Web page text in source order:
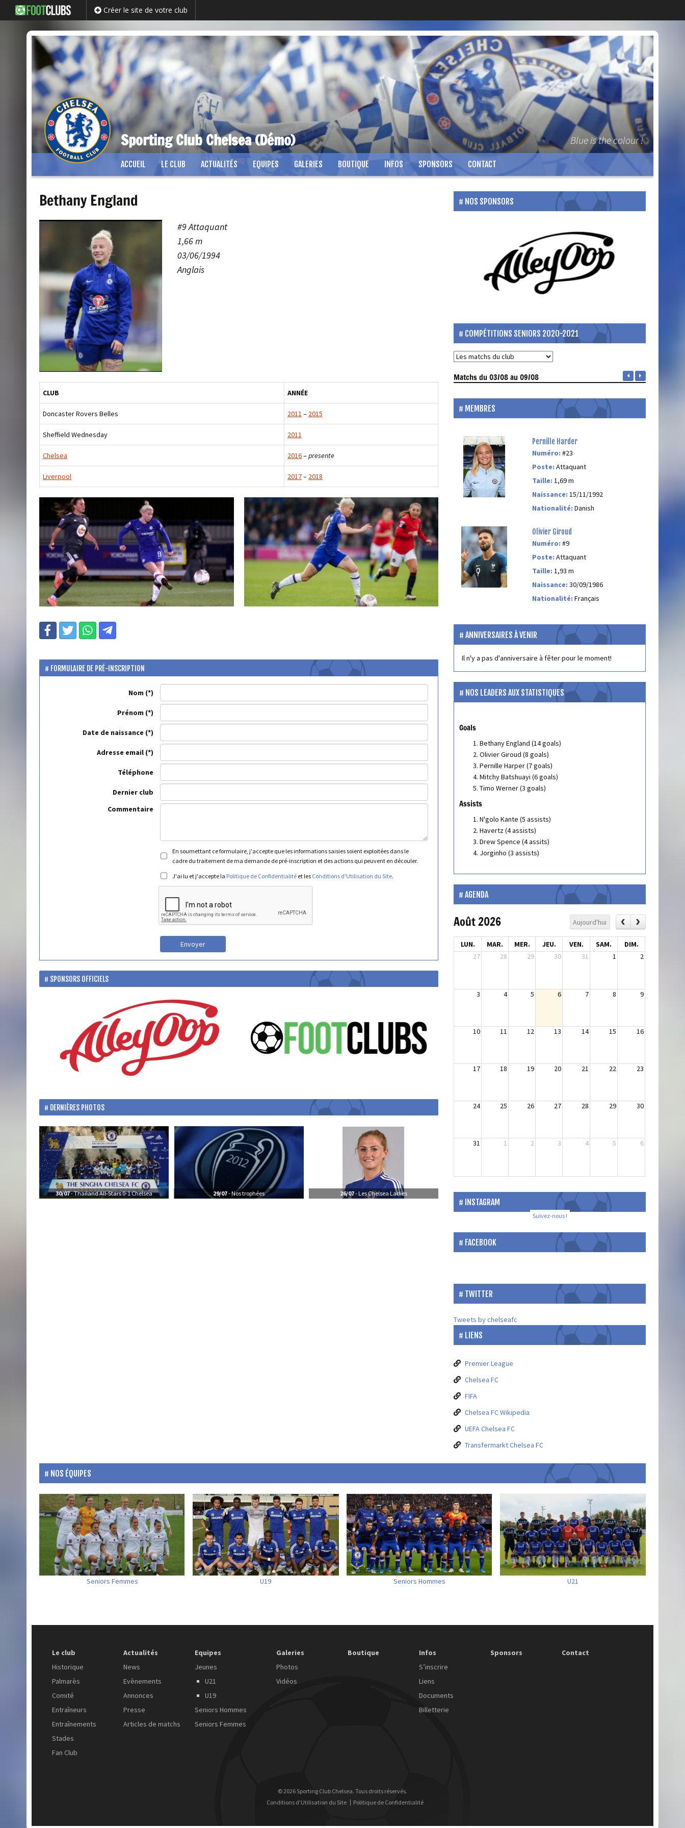
Créer le site de votre club
Sporting Club Chelsea (Démo) Blue is the colour !
ACCUEIL LE CLUB ACTUALITÉS EQUIPES GALERIES BOUTIQUE INFOS SPONSORS CONTACT
Bethany England
#9Attaquant
1,66 m
03/06/1994
Anglais
CLUB ANNÉE
Doncaster Rovers Belles 2011 – 2015
Sheffield Wednesday 2011
Chelsea 2016–presente
Liverpool 2017– 2018
FORMULAIRE DE PRÉ-INSCRIPTION
Nom
Prénom
Date de naissance
Adresse email
Téléphone
Dernier club
Commentaire
En soumettant ce formulaire, j'accepte que les informations saisies soient exploitées dans le
cadre du traitement de ma demande de pré-inscription et des actions qui peuvent en découler.
J'ai lu et j'accepte la Politique de Confidentialitéet les Conditions d'Utilisation du Site.
Envoyer
SPONSORS OFFICIELS
DERNIÈRES PHOTOS
30/07- Thailand All-Stars 0-1 Chelsea 29/07- Nos trophées 26/07- Les Chelsea Ladies
NOS SPONSORS
COMPÉTITIONS SENIORS 2020-2021
Matchsdu 03/08 au 09/08
MEMBRES
Pernille Harder
Numéro: #23
Poste: Attaquant
Taille: 1,69 m
Naissance: 15/11/1992
Nationalité: Danish
Olivier Giroud
Numéro: #9
Poste: Attaquant
Taille: 1,93 m
Naissance: 30/09/1986
Nationalité: Français
ANNIVERSAIRES À VENIR
Il n'y a pas d'anniversaire à fêter pour le moment!
NOS LEADERS AUX STATISTIQUES
Goals
Bethany England (14 goals)
Olivier Giroud (8 goals)
Pernille Harper (7 goals)
Mitchy Batshuayi (6 goals)
Timo Werner (3 goals)
Assists
N'golo Kante (5 assists)
Havertz (4 assists)
Drew Spence (4 assits)
Jorginho (3 assists)
AGENDA
Août 2026 Aujourd'hui
LUN. MAR. MER. JEU. VEN. SAM.
DIM.
27
28 29 30 31 1 2
3 4 5 6 7 8 9
10 11 12 13 14 15 16
17 18 19 20 21 22 23
24 25 26 27 28 29 30
31 1 2 3 4 5 6
INSTAGRAM
Suivez-nous !
FACEBOOK
TWITTER
Tweets by chelseafc
LIENS
Premier League
Chelsea FC
FIFA
Chelsea FC Wikipedia
UEFA Chelsea FC
Transfermarkt Chelsea FC
NOS ÉQUIPES
Seniors Femmes U19 Seniors Hommes U21
Le club
Historique
Palmarès
Comité
Entraîneurs
Entraînements
Stades
Fan Club
Actualités
News
Evènements
Annonces
Presse
Articles de matchs
Equipes
Jeunes
U21
U19
Seniors Hommes
Seniors Femmes
Galeries
Photos
Vidéos
Boutique
Infos
S’inscrire
Liens
Documents
Billetterie
Sponsors Contact
© 2026 Sporting Club Chelsea. Tous droits réservés.
Conditions d'Utilisation du Site
Politique de Confidentialité